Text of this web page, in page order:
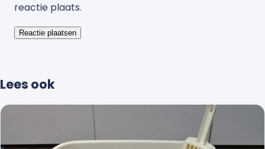
reactie plaats.
Lees ook